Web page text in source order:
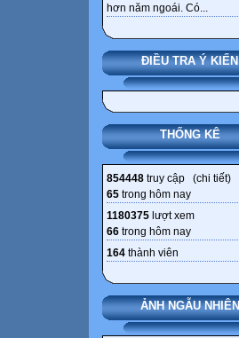
hơn năm ngoái. Có...
ĐIỀU TRA Ý KIẾN
THỐNG KÊ
854448 truy cập (chi tiết)
65 trong hôm nay
1180375 lượt xem
66 trong hôm nay
164 thành viên
ẢNH NGẪU NHIÊN